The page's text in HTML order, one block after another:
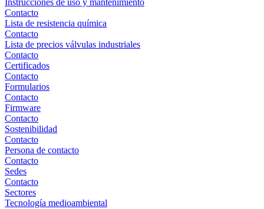
Instrucciones de uso y mantenimiento
Contacto
Lista de resistencia química
Contacto
Lista de precios válvulas industriales
Contacto
Certificados
Contacto
Formularios
Contacto
Firmware
Contacto
Sostenibilidad
Contacto
Persona de contacto
Contacto
Sedes
Contacto
Sectores
Tecnología medioambiental